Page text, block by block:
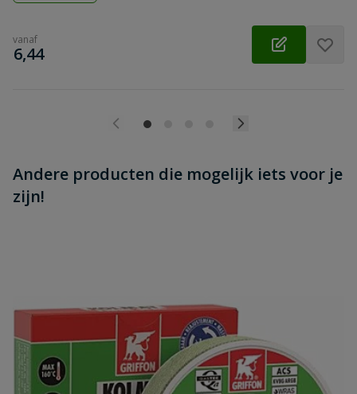
vanaf
€
6,44
Andere producten die mogelijk iets voor je
zijn!